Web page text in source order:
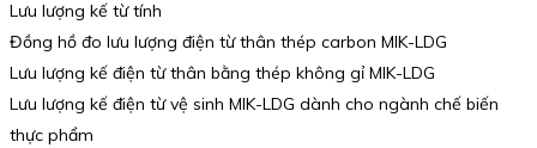
Lưu lượng kế từ tính
Đồng hồ đo lưu lượng điện từ thân thép carbon MIK-LDG
Lưu lượng kế điện từ thân bằng thép không gỉ MIK-LDG
Lưu lượng kế điện từ vệ sinh MIK-LDG dành cho ngành chế biến
thực phẩm